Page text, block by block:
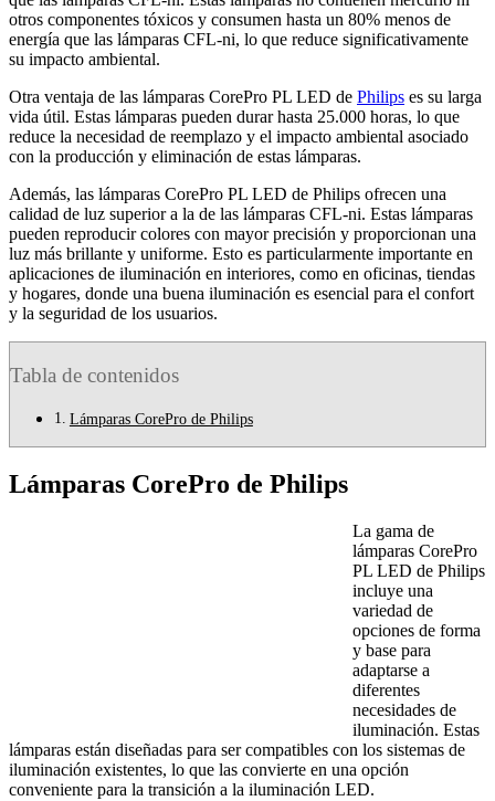
otros componentes tóxicos y consumen hasta un 80% menos de
energía que las lámparas CFL-ni, lo que reduce significativamente
su impacto ambiental.
Otra ventaja de las lámparas CorePro PL LED de Philips es su larga
vida útil. Estas lámparas pueden durar hasta 25.000 horas, lo que
reduce la necesidad de reemplazo y el impacto ambiental asociado
con la producción y eliminación de estas lámparas.
Además, las lámparas CorePro PL LED de Philips ofrecen una
calidad de luz superior a la de las lámparas CFL-ni. Estas lámparas
pueden reproducir colores con mayor precisión y proporcionan una
luz más brillante y uniforme. Esto es particularmente importante en
aplicaciones de iluminación en interiores, como en oficinas, tiendas
y hogares, donde una buena iluminación es esencial para el confort
y la seguridad de los usuarios.
Tabla de contenidos
Lámparas CorePro de Philips
Lámparas CorePro de Philips
La gama de
lámparas CorePro
PL LED de Philips
incluye una
variedad de
opciones de forma
y base para
adaptarse a
diferentes
necesidades de
iluminación. Estas
lámparas están diseñadas para ser compatibles con los sistemas de
iluminación existentes, lo que las convierte en una opción
conveniente para la transición a la iluminación LED.